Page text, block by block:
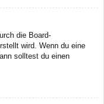
die Board-
wird. Wenn du eine
solltest du einen